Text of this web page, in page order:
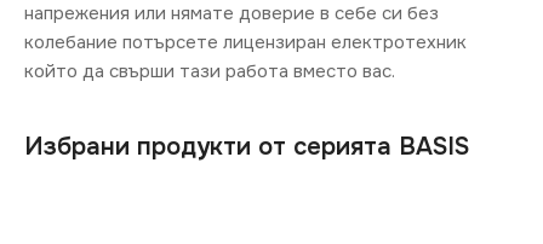
напрежения или нямате доверие в себе си без
колебание потърсете лицензиран електротехник
който да свърши тази работа вместо вас.
Избрани продукти от серията BASIS